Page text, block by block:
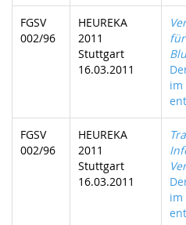
FGSV
002/96
HEUREKA
2011
Stuttgart
16.03.2011
im
FGSV
002/96
HEUREKA
2011
Stuttgart
16.03.2011
im